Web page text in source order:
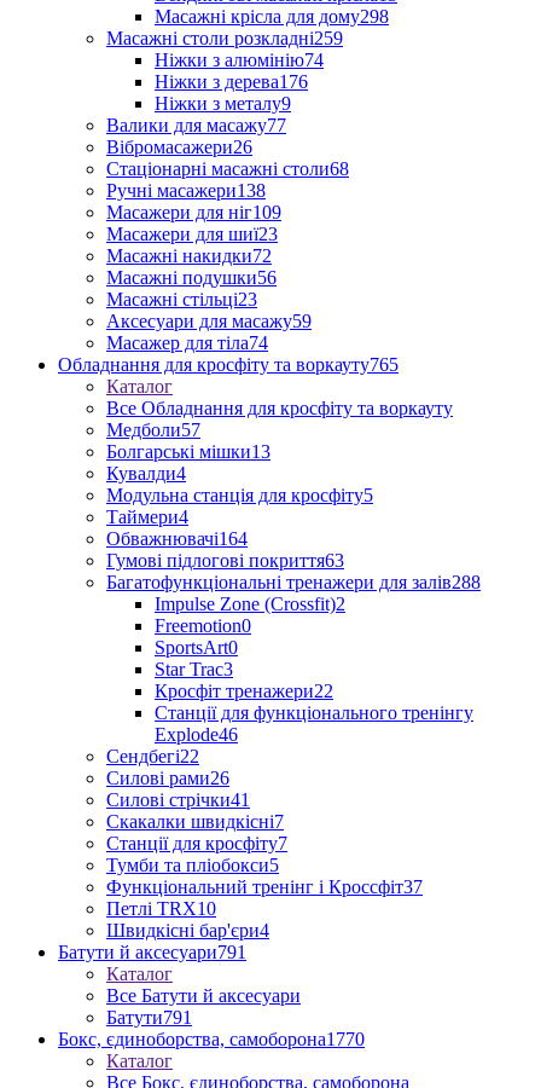
Масажні крісла для дому298
Масажні столи розкладні259
Ніжки з алюмінію74
Ніжки з дерева176
Ніжки з металу9
Валики для масажу77
Вібромасажери26
Стаціонарні масажні столи68
Ручні масажери138
Масажери для ніг109
Масажери для шиї23
Масажні накидки72
Масажні подушки56
Масажні стільці23
Аксесуари для масажу59
Масажер для тіла74
Обладнання для кросфіту та воркауту765
Каталог
Все Обладнання для кросфіту та воркауту
Медболи57
Болгарські мішки13
Кувалди4
Модульна станція для кросфіту5
Таймери4
Обважнювачі164
Гумові підлогові покриття63
Багатофункціональні тренажери для залів288
Impulse Zone (Crossfit)2
Freemotion0
SportsArt0
Star Trac3
Кросфіт тренажери22
Станції для функціонального тренінгу
Explode46
Сендбегі22
Силові рами26
Силові стрічки41
Скакалки швидкісні7
Станції для кросфіту7
Тумби та пліобокси5
Функціональний тренінг і Кроссфіт37
Петлі TRX10
Швидкісні бар'єри4
Батути й аксесуари791
Каталог
Все Батути й аксесуари
Батути791
Бокс, єдиноборства, самоборона1770
Каталог
Все Бокс, єдиноборства, самоборона